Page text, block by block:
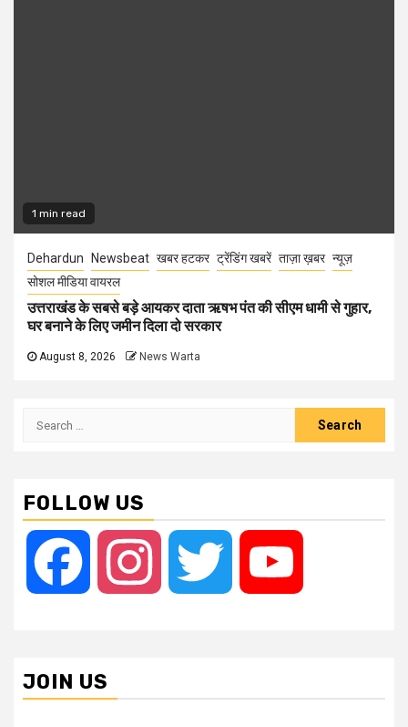
1 min read
Dehardun Newsbeat खबर हटकर ट्रेंडिंग खबरें ताज़ा ख़बर न्यूज़
सोशल मीडिया वायरल
उत्तराखंड के सबसे बड़े आयकर दाता ऋषभ पंत की सीएम धामी से गुहार,
घर बनाने के लिए जमीन दिला दो सरकार
August 8, 2026 News Warta
Search
FOLLOW US
Facebook Instagram Twitter
JOIN US